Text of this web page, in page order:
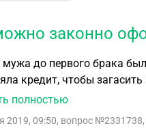
законно
первого брака был кредит на автомобиль.
кредит, чтобы
кредита, куда ушли
полностью
2019, 09:50, вопрос